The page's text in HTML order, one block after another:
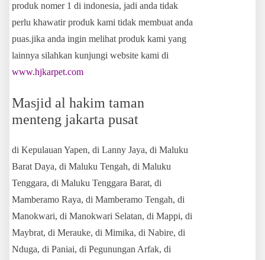
produk nomer 1 di indonesia, jadi anda tidak
perlu khawatir produk kami tidak membuat anda
puas.jika anda ingin melihat produk kami yang
lainnya silahkan kunjungi website kami di
www.hjkarpet.com
Masjid al hakim taman
menteng jakarta pusat
di Kepulauan Yapen, di Lanny Jaya, di Maluku
Barat Daya, di Maluku Tengah, di Maluku
Tenggara, di Maluku Tenggara Barat, di
Mamberamo Raya, di Mamberamo Tengah, di
Manokwari, di Manokwari Selatan, di Mappi, di
Maybrat, di Merauke, di Mimika, di Nabire, di
Nduga, di Paniai, di Pegunungan Arfak, di